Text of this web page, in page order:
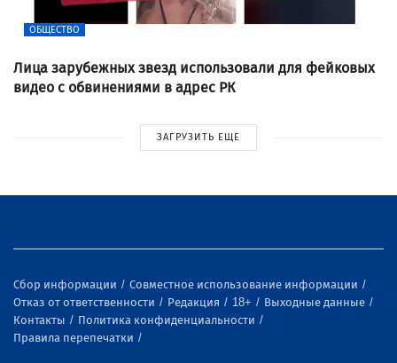
ОБЩЕСТВО
Лица зарубежных звезд использовали для фейковых
видео с обвинениями в адрес РК
ЗАГРУЗИТЬ ЕЩЕ
Сбор информации
Совместное использование информации
Отказ от ответственности
Редакция 18+
Выходные данные
Контакты
Политика конфиденциальности
Правила перепечатки